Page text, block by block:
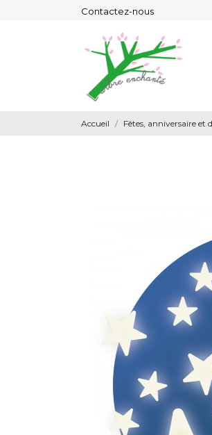
Contactez-nous
Accueil Fêtes, anniversaire et